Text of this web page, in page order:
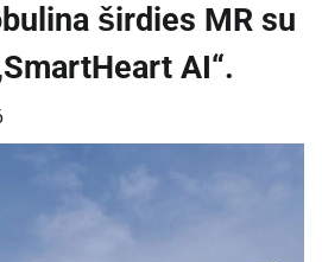
širdies MR su
AI“.